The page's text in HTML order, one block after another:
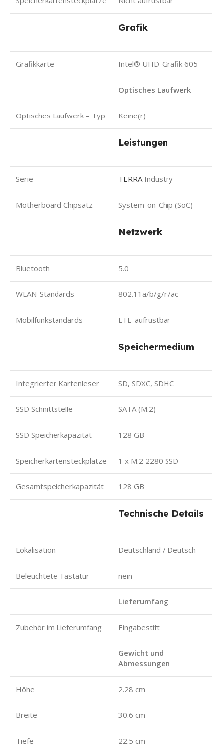
Grafik
Grafikkarte Intel® UHD-Grafik 605
Optisches Laufwerk
Optisches Laufwerk – Typ Keine(r)
Leistungen
Serie TERRAIndustry
Motherboard Chipsatz System-on-Chip (SoC)
Netzwerk
Bluetooth 5.0
WLAN-Standards 802.11a/b/g/n/ac
Mobilfunkstandards LTE-aufrüstbar
Speichermedium
Integrierter Kartenleser SD, SDXC, SDHC
SSD Schnittstelle SATA (M.2)
SSD Speicherkapazität 128 GB
Speicherkartensteckplätze 1 x M.2 2280 SSD
Gesamtspeicherkapazität 128 GB
Technische Details
Lokalisation Deutschland / Deutsch
Beleuchtete Tastatur nein
Lieferumfang
Zubehör im Lieferumfang Eingabestift
Gewicht und
Abmessungen
Höhe 2.28 cm
Breite 30.6 cm
Tiefe 22.5 cm